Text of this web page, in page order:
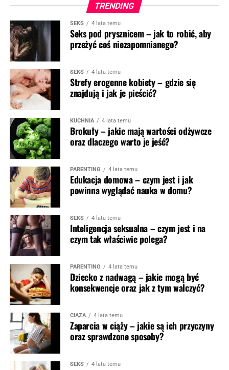
TRENDING
SEKS 4 lata temu
Seks pod prysznicem – jak to robić, aby
przeżyć coś niezapomnianego?
SEKS 4 lata temu
Strefy erogenne kobiety – gdzie się
znajdują i jak je pieścić?
KUCHNIA 4 lata temu
Brokuły – jakie mają wartości odżywcze
oraz dlaczego warto je jeść?
PARENTING 4 lata temu
Edukacja domowa – czym jest i jak
powinna wyglądać nauka w domu?
SEKS 4 lata temu
Inteligencja seksualna – czym jest i na
czym tak właściwie polega?
PARENTING 4 lata temu
Dziecko z nadwagą – jakie mogą być
konsekwencje oraz jak z tym walczyć?
CIĄŻA 4 lata temu
Zaparcia w ciąży – jakie są ich przyczyny
oraz sprawdzone sposoby?
SEKS 4 lata temu